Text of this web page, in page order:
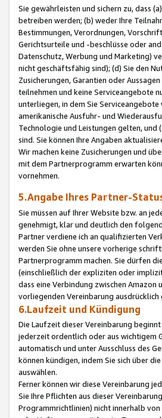
Sie gewährleisten und sichern zu, dass
betreiben werden; (b) weder Ihre
Bestimmungen, Verordnungen,
Gerichtsurteile und -beschlüsse oder
Datenschutz, Werbung und Marketing)
nicht geschäftsfähig sind); (d) Sie den
Zusicherungen, Garantien oder
teilnehmen und keine Serviceangebote
unterliegen, in dem Sie
amerikanische Ausfuhr- und
Technologie und Leistungen gelten,
sind. Sie können Ihre Angaben
Wir machen keine Zusicherungen und
mit dem Partnerprogramm erwarten
vornehmen.
5.Angabe Ihres Partner-
Sie müssen auf Ihrer Website bzw. an
genehmigt, klar und deutlich den
Partner verdiene ich an qualifizierten
werden Sie ohne unsere vorherige
Partnerprogramm machen. Sie dürfen
(einschließlich der expliziten oder
dass eine Verbindung zwischen Amazon
vorliegenden Vereinbarung
6.Laufzeit und Kündigung
Die Laufzeit dieser Vereinbarung
jederzeit ordentlich oder aus wichtigem
automatisch und unter Ausschluss des
können kündigen, indem Sie sich über
auswählen.
Ferner können wir diese Vereinbarung
Sie Ihre Pflichten aus dieser
Programmrichtlinien) nicht innerhalb